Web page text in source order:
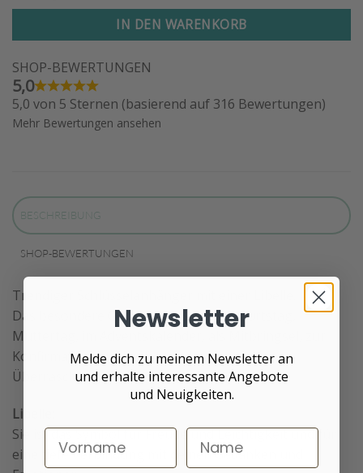
IN DEN WARENKORB
SHOP-BEWERTUNGEN
5,0
5,0 von 5 Sternen (basierend auf 316 Bewertungen)
Mehr Bewertungen ansehen
BESCHREIBUNG
SHOP-BEWERTUNGEN
Trendiger Schlüsselanhänger mit einer Libelle.
Das besondere Geschenk z.B. zum Geburtstag,
Muttertag, im Adventskalender, als Mitbringsel, zur
Konfirmation, zur Prüfung oder nur so als
Überraschung.
Libelle:
Sie ist das Symbol für Freude und Leichtigkeit und für
eine tiefe Verbindung mit deinen Gedanken und
Newsletter
Melde dich zu meinem Newsletter an
und erhalte interessante Angebote
und Neuigkeiten.